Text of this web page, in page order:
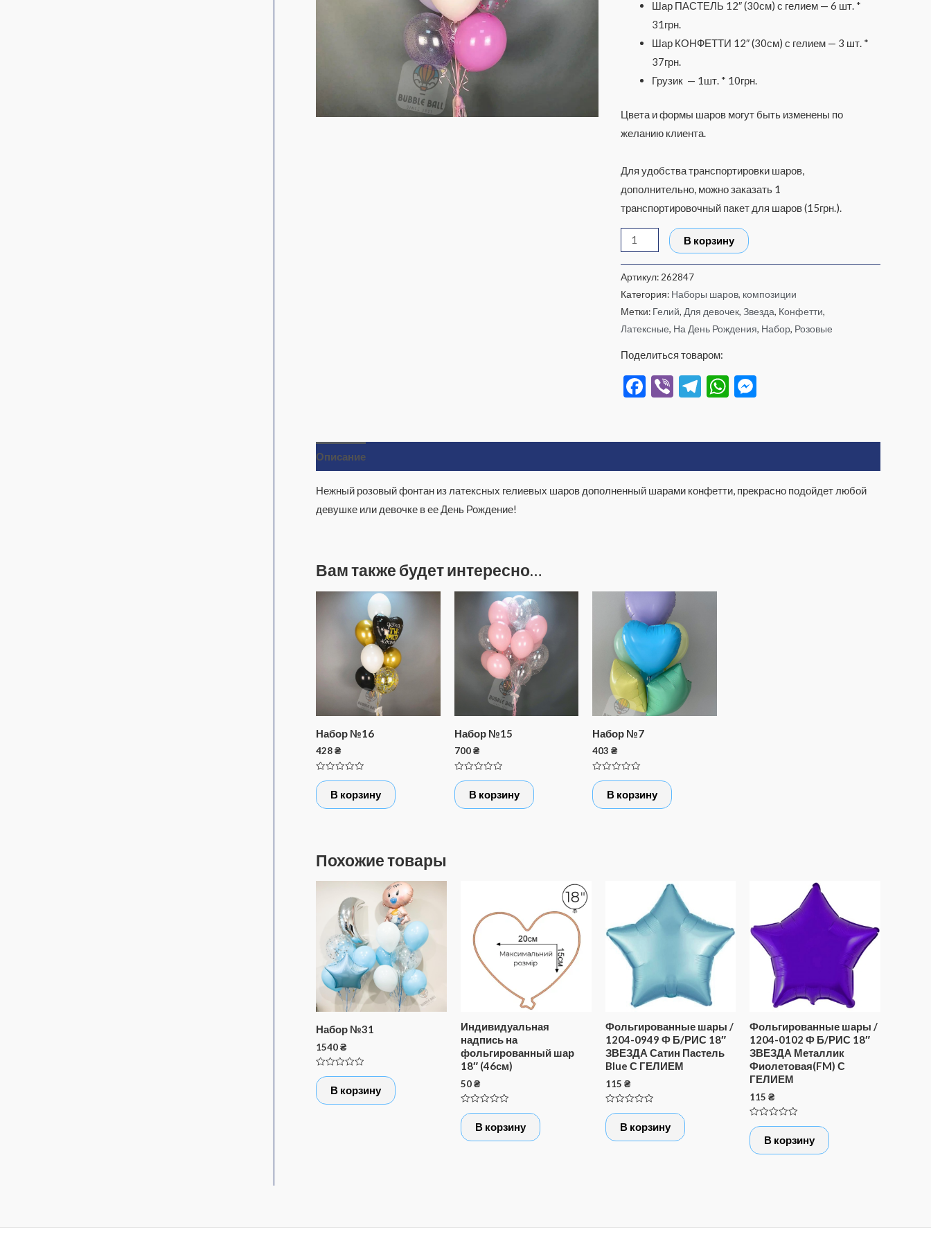
Шар ПАСТЕЛЬ 12″ (30см) с гелием — 6 шт. *
31грн.
Шар КОНФЕТТИ 12″ (30см) с гелием — 3 шт. *
37грн.
Грузик — 1шт. * 10грн.
Цвета и формы шаров могут быть изменены по
желанию клиента.
Для удобства транспортировки шаров,
дополнительно, можно заказать 1
транспортировочный пакет для шаров (15грн.).
В корзину
Артикул:262847
Категория: Наборы шаров, композиции
Метки: Гелий,Для девочек,Звезда, Конфетти,
Латексные, На День Рождения, Набор, Розовые
Поделиться товаром:
Facebook
ViberTelegram
WhatsApp
Описание
Нежный розовый фонтан из латексных гелиевых шаров дополненный шарами конфетти, прекрасно подойдет любой
девушке или девочке в ее День Рождение!
Вам также будет интересно…
Набор №16
428₴
Оценка
0
5
В корзину
Набор №15
700₴
Оценка
0
5
В корзину
Набор №7
403₴
Оценка
0
5
В корзину
Похожие товары
Набор №31
1540₴
Оценка
0
5
В корзину
Индивидуальная
надпись на
фольгированный шар
18″ (46см)
50₴
Оценка
0
5
В корзину
Фольгированные шары /
1204-0949 Ф Б/РИС 18″
ЗВЕЗДА Сатин Пастель
Blue С ГЕЛИЕМ
115 ₴
Оценка
0
5
В корзину
Фольгированные шары /
1204-0102 Ф Б/РИС 18″
ЗВЕЗДА Металлик
Фиолетовая(FM) С
ГЕЛИЕМ
115₴
Оценка
0
5
В корзину